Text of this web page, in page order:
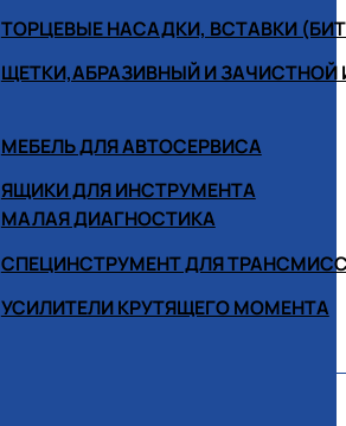
ТОРЦЕВЫЕ НАСАДКИ, ВСТАВКИ
ЩЕТКИ,АБРАЗИВНЫЙ И ЗАЧИСТНОЙ
МЕБЕЛЬ ДЛЯ АВТОСЕРВИСА
ЯЩИКИ ДЛЯ ИНСТРУМЕНТА
МАЛАЯ ДИАГНОСТИКА
СПЕЦИНСТРУМЕНТ ДЛЯ
УСИЛИТЕЛИ КРУТЯЩЕГО МОМЕНТА